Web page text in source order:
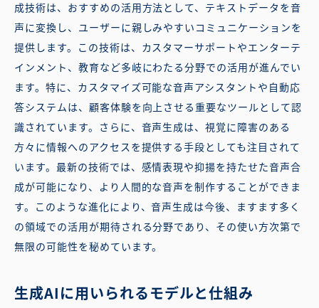
成技術は、おすすめの活用方法として、テキストデータを音
声に変換し、ユーザーに親しみやすいコミュニケーションを
提供します。この技術は、カスタマーサポートやエンターテ
インメント、教育など多岐にわたる分野での活用が進んでい
ます。特に、カスタマイズ可能な音声アシスタントや自動応
答システムは、顧客体験を向上させる重要なツールとして認
識されています。さらに、音声生成は、視覚に障害のある
方々に情報へのアクセスを提供する手段としても注目されて
います。最新の技術では、感情表現や抑揚を持たせた音声合
成が可能になり、より人間的な音声を制作することができま
す。このような進化により、音声生成は今後、ますます多く
の領域での活用が期待される分野であり、その使い方次第で
無限の可能性を秘めています。
生成AIに用いられるモデルと仕組み